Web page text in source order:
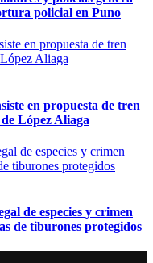
policial en Puno
en propuesta de tren
López Aliaga
de especies y crimen
de tiburones protegidos